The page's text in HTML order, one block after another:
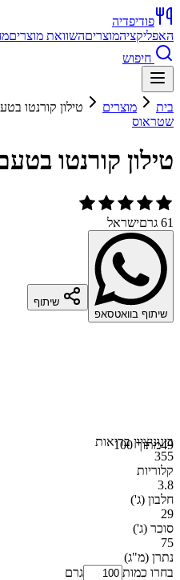
פודיפדיה
האפליקציהמוצריםהשוואת מוצרים
חיפוש
בית מוצרים
טילון קורנטו
שטראוס
טילון קורנטו
61 גרם ישראל
שיתוף בוואטסאפ
שיתוף
49מתוך 100בינוניציון בריאות
355
קלוריות
3.8
חלבון (ג')
29
סוכר (ג')
75
נתרן (מ"ג)
בחרו כמות
גרם